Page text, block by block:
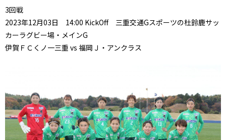
3回戦
2023年12月03日 14:00 KickOff 三重交通Gスポーツの杜鈴鹿サッ
カーラグビー場・メインG
伊賀ＦＣくノ一三重 vs 福岡Ｊ・アンクラス